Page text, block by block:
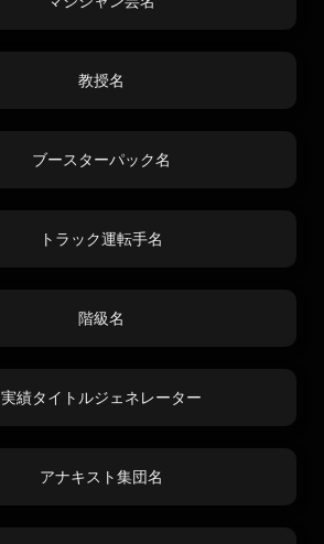
教授名
ブースターパック名
トラック運転手名
階級名
実績タイトルジェネレーター
アナキスト集団名